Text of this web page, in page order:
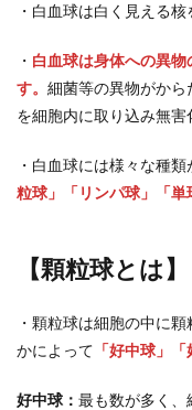
・白血球は白く見える核
・ 白血球は身体への異
す。 細菌等の異物がか
を細胞内に取り込み無害
・白血球には様々な種
粒球」「リンパ球」「単
【顆粒球とは】
・顆粒球は細胞の中に
かによって 「好中球」
好中球： 最も数が多く、